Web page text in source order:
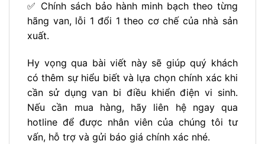
✅ Chính sách bảo hành minh bạch theo từng
hãng van, lỗi 1 đổi 1 theo cơ chế của nhà sản
xuất.
Hy vọng qua bài viết này sẽ giúp quý khách
có thêm sự hiểu biết và lựa chọn chính xác khi
cần sử dụng van bi điều khiển điện vi sinh.
Nếu cần mua hàng, hãy liên hệ ngay qua
hotline để được nhân viên của chúng tôi tư
vấn, hỗ trợ và gửi báo giá chính xác nhé.